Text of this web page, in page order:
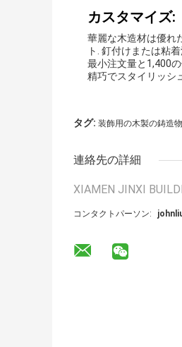
カスタマイズ:
華麗な木造材は優れ
ト. 釘付けまたは粘
最小注文量と1,400
精巧でスタイリッシ
タグ: 装飾用の木製の鋳造物
連絡先の詳細
XIAMEN JINXI
コンタクトパーソン: